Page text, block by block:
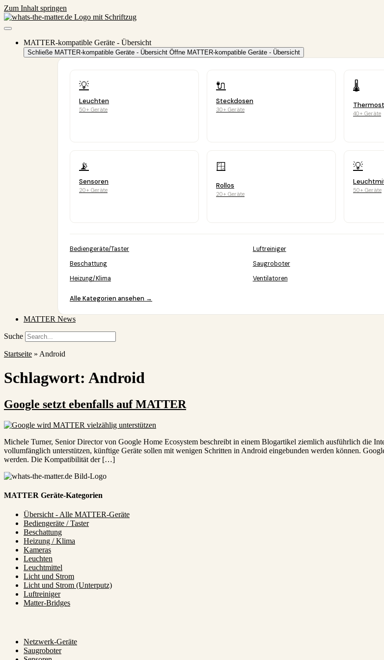
Zum Inhalt springen
MATTER-kompatible Geräte - Übersicht
Schließe MATTER-kompatible Geräte - Übersicht Öffne MATTER-kompatible Geräte - Übersicht
💡
Leuchten
50+ Geräte
🔌
Steckdosen
30+ Geräte
🌡️
40+ Geräte
📡
Sensoren
20+ Geräte
🪟
Rollos
20+ Geräte
💡
50+ Geräte
Bediengeräte/Taster Luftreiniger
Beschattung
Saugroboter
Heizung/Klima
Ventilatoren
Alle Kategorien ansehen →
MATTER News
Suche
Startseite » Android
Schlagwort: Android
Google setzt ebenfalls auf MATTER
Michele Turner, Senior Director von Google Home Ecosystem beschreibt in einem Blogartikel ziemlich ausführlich die
vollumfänglich unterstützen, künftige Geräte sollen mit wenigen Schritten in Android eingebunden werden können.
werden. Die Kompatibilität der […]
MATTER Geräte-Kategorien
Übersicht - Alle MATTER-Geräte
Bediengeräte / Taster
Beschattung
Heizung / Klima
Kameras
Leuchten
Leuchtmittel
Licht und Strom
Licht und Strom (Unterputz)
Luftreiniger
Matter-Bridges
Netzwerk-Geräte
Saugroboter